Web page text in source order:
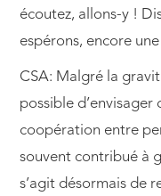
écoutez, allons-y !
espérons, encore
CSA: Malgré la
possible d’envisager
coopération entre
souvent contribué à
s’agit désormais de